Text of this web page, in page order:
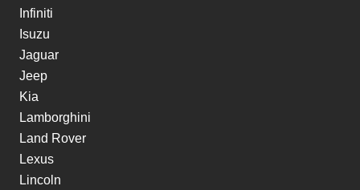
Infiniti
Isuzu
Jaguar
Jeep
Kia
Lamborghini
Land Rover
Lexus
Lincoln